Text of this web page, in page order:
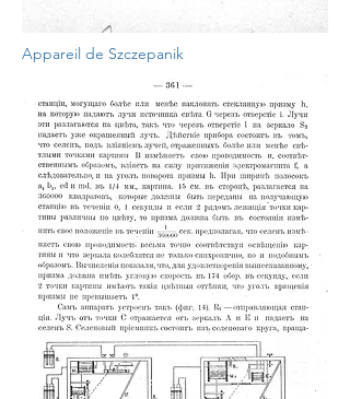
Appareil de Szczepanik